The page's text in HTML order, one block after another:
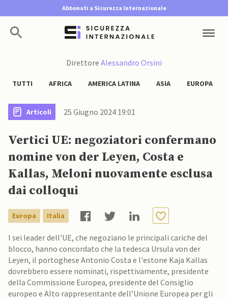
Abbonati a Sicurezza Internazionale
Direttore Alessandro Orsini
TUTTI AFRICA AMERICA LATINA ASIA EUROPA
Articoli 25 Giugno 2024 19:01
Vertici UE: negoziatori confermano
nomine von der Leyen, Costa e
Kallas, Meloni nuovamente esclusa
dai colloqui
Europa Italia
I sei leader dell'UE, che negoziano le principali cariche del
blocco, hanno concordato che la tedesca Ursula von der
Leyen, il portoghese Antonio Costa e l'estone Kaja Kallas
dovrebbero essere nominati, rispettivamente, presidente
della Commissione Europea, presidente del Consiglio
europeo e Alto rappresentante dell’Unione Europea per gli